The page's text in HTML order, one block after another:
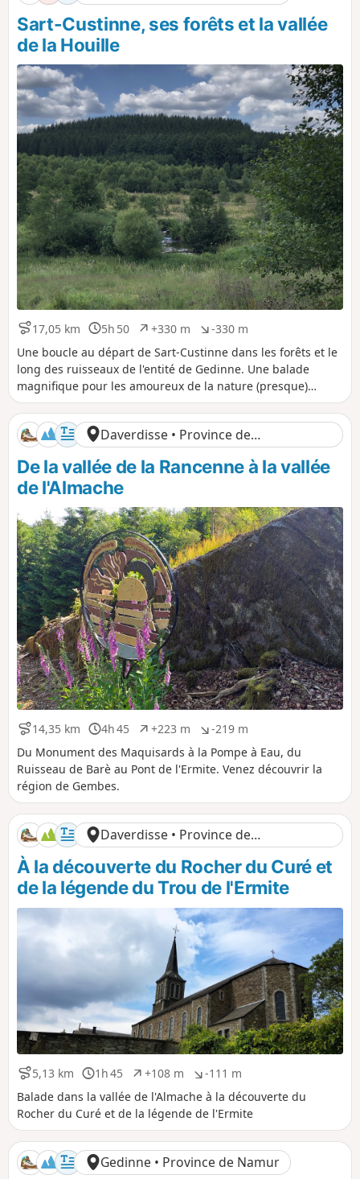
Sart-Custinne, ses forêts et la vallée
de la Houille
17,05 km
D
i
s
t
a
n
c
e
5h 50
D
u
r
é
e
+330 m
D
é
n
v
e
l
é
p
o
t
i
f
-330 m
D
é
n
i
v
e
l
é
n
é
t
i
f
Une boucle au départ de Sart-Custinne dans les forêts et le
long des ruisseaux de l'entité de Gedinne. Une balade
magnifique pour les amoureux de la nature (presque)
intacte. Randonnée difficile, non par sa longueur, non par
sa déclivité, non par la nature du terrain, mais par son tracé
et le peu de repères visibles en forêt.
Daverdisse • Province de
Luxembourg
De la vallée de la Rancenne à la vallée
de l'Almache
14,35 km
D
i
s
t
a
n
c
e
4h 45
D
u
r
é
e
+223 m
D
é
n
e
l
é
p
o
s
i
i
-219 m
D
é
n
i
e
l
é
n
é
a
t
i
f
Du Monument des Maquisards à la Pompe à Eau, du
Ruisseau de Barè au Pont de l'Ermite. Venez découvrir la
région de Gembes.
Daverdisse • Province de
Luxembourg
À la découverte du Rocher du Curé et
de la légende du Trou de l'Ermite
5,13 km
D
i
s
t
n
c
1h 45
D
u
r
é
+108 m
D
é
n
i
e
l
-111 m
D
é
n
i
e
l
Balade dans la vallée de l'Almache à la découverte du
Rocher du Curé et de la légende de l'Ermite
Gedinne • Province de Namur